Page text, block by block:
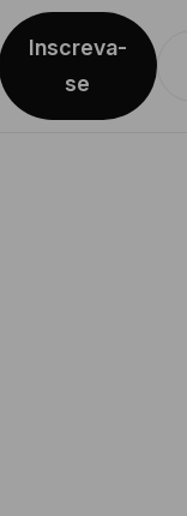
Inscreva-
se